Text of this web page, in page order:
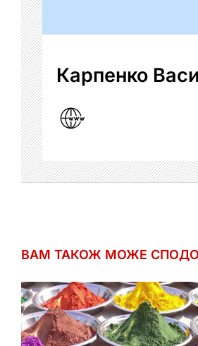
Карпенко
ВАМ ТАКОЖ МОЖЕ